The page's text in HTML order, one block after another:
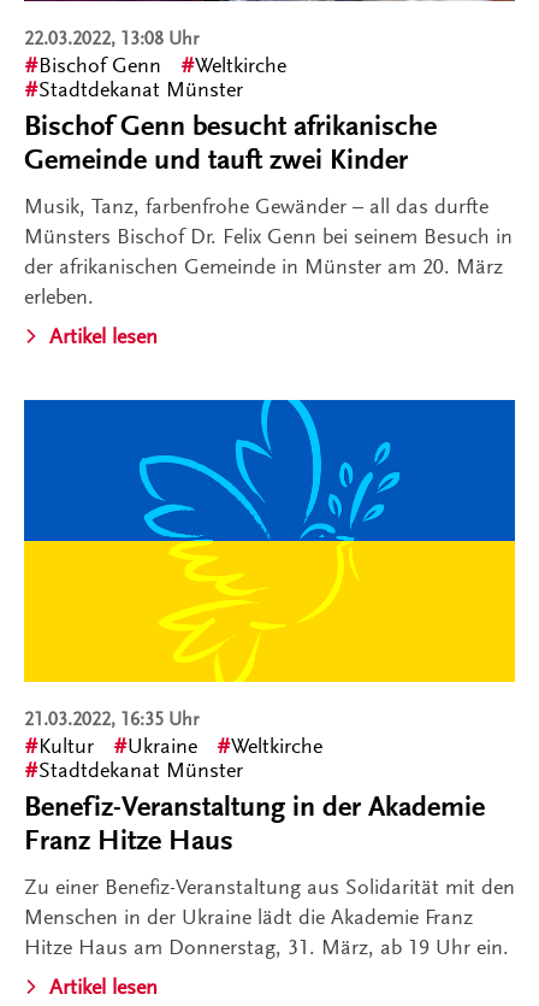
22.03.2022, 13:08 Uhr
Bischof Genn
Weltkirche
Stadtdekanat Münster
Bischof Genn besucht afrikanische
Gemeinde und tauft zwei Kinder
Musik, Tanz, farbenfrohe Gewänder – all das durfte
Münsters Bischof Dr. Felix Genn bei seinem Besuch in
der afrikanischen Gemeinde in Münster am 20. März
erleben.
Artikel lesen
21.03.2022, 16:35 Uhr
Kultur Ukraine
Weltkirche
Stadtdekanat Münster
Benefiz-Veranstaltung in der Akademie
Franz Hitze Haus
Zu einer Benefiz-Veranstaltung aus Solidarität mit den
Menschen in der Ukraine lädt die Akademie Franz
Hitze Haus am Donnerstag, 31. März, ab 19 Uhr ein.
Artikel lesen